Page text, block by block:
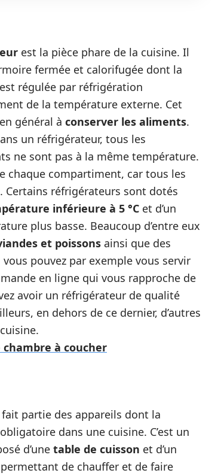
est la pièce phare de la cuisine. Il
fermée et calorifugée dont la
régulée par réfrigération
de la température externe. Cet
général à conserver les aliments.
un réfrigérateur, tous les
ne sont pas à la même température.
compartiment, car tous les
réfrigérateurs sont dotés
inférieure à 5 °C et d’un
plus basse. Beaucoup d’entre eux
et poissons ainsi que des
pouvez par exemple vous servir
en ligne qui vous rapproche de
avoir un réfrigérateur de qualité
en dehors de ce dernier, d’autres
à coucher
fait partie des appareils dont la
dans une cuisine. C’est un
d’une table de cuisson et d’un
permettant de chauffer et de faire